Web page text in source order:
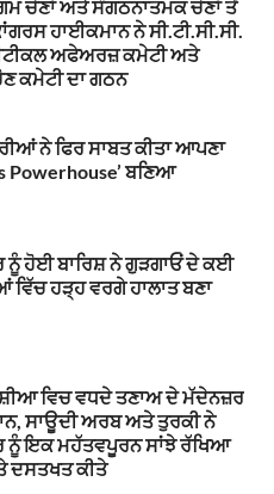
ਚੋਣਾਂ ਅਤੇ ਸੰਗਠਨਾਤਮਕ ਚੋਣਾਂ ਤੋਂ
ਹਾਈਕਮਾਨ ਨੇ ਸੀ.ਟੀ.ਸੀ.ਸੀ.
ਅਫੇਅਰਜ਼ ਕਮੇਟੀ ਅਤੇ
ਕਮੇਟੀ ਦਾ ਗਠਨ
ਨੇ ਫਿਰ ਸਾਬਤ ਕੀਤਾ ਆਪਣਾ
Powerhouse’ ਬਣਿਆ
ਨੂੰ ਹੋਈ ਬਾਰਿਸ਼ ਨੇ ਗੁੜਗਾਓਂ ਦੇ ਕਈ
ਵਿੱਚ ਹੜ੍ਹ ਵਰਗੇ ਹਾਲਾਤ ਬਣਾ
ਵਿਚ ਵਧਦੇ ਤਣਾਅ ਦੇ ਮੱਦੇਨਜ਼ਰ
ਸਾਊਦੀ ਅਰਬ ਅਤੇ ਤੁਰਕੀ ਨੇ
ਨੂੰ ਇਕ ਮਹੱਤਵਪੂਰਨ ਸਾਂਝੇ ਰੱਖਿਆ
ਦਸਤਖਤ ਕੀਤੇ